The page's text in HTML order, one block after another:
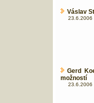
Váslav
23.6.2006
Gerd
možností
23.6.2006